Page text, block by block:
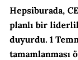
Hepsiburada,
planlı bir
duyurdu. 1
tamamlanması